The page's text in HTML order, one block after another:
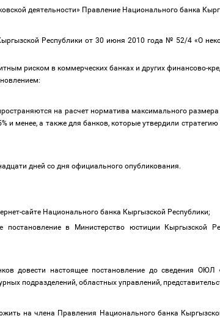
деятельности» Правление Национального банка
Республики от 30 июня 2010 года № 52/4 «О
риском в коммерческих банках и других финансово-
на расчет норматива максимального
и менее, а также для банков, которые утвердили
дней со дня официального опубликования.
сайте Национального банка Кыргызской Республики;
в Министерство юстиции Кыргызской
довести настоящее постановление до сведения ОЮЛ
подразделений, областных управлений,
на члена Правления Национального банка